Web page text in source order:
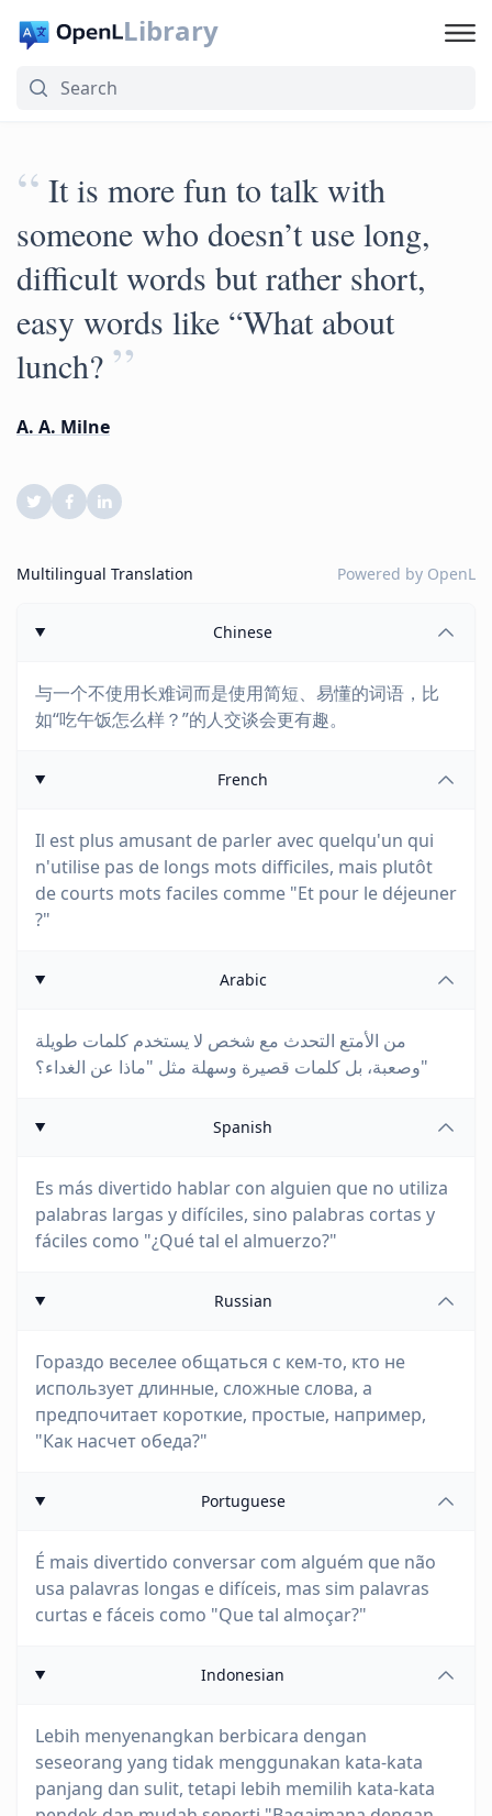
Library
“ It is more fun to talk with
someone who doesn’t use long,
difficult words but rather short,
easy words like “What about
lunch? ”
A. A. Milne
Multilingual Translation Powered by OpenL
Chinese
与一个不使用长难词而是使用简短、易懂的词语，比
如“吃午饭怎么样？”的人交谈会更有趣。
French
Il est plus amusant de parler avec quelqu'un qui
n'utilise pas de longs mots difficiles, mais plutôt
de courts mots faciles comme "Et pour le déjeuner
?"
Arabic
من الأمتع التحدث مع شخص لا يستخدم كلمات طويلة
وصعبة، بل كلمات قصيرة وسهلة مثل "ماذا عن الغداء؟"
Spanish
Es más divertido hablar con alguien que no utiliza
palabras largas y difíciles, sino palabras cortas y
fáciles como "¿Qué tal el almuerzo?"
Russian
Гораздо веселее общаться с кем-то, кто не
использует длинные, сложные слова, а
предпочитает короткие, простые, например,
"Как насчет обеда?"
Portuguese
É mais divertido conversar com alguém que não
usa palavras longas e difíceis, mas sim palavras
curtas e fáceis como "Que tal almoçar?"
Indonesian
Lebih menyenangkan berbicara dengan
seseorang yang tidak menggunakan kata-kata
panjang dan sulit, tetapi lebih memilih kata-kata